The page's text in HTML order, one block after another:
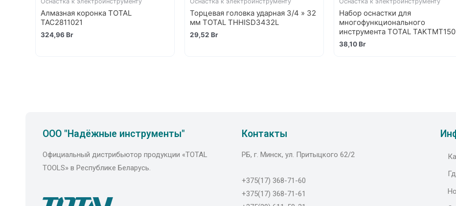
Алмазная коронка TOTAL
TAC2811021
324,96Br
Торцевая головка ударная 3/4 » 32
мм TOTAL THHISD3432L
29,52 Br
Набор оснастки для
многофункционального
инструмента TOTAL
38,10Br
ООО "Надёжные инструменты"
Официальный дистрибьютор продукции «TOTAL
TOOLS» в Республике Беларусь.
Контакты
РБ, г. Минск, ул. Притыцкого 62/2
+375(17) 368-71-60
+375(17) 368-71-61